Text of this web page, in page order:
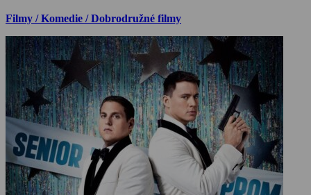
Filmy / Komedie / Dobrodružné filmy